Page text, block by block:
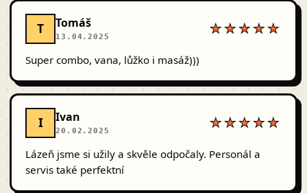
T Tomáš
13.04.2025
★★★★★
Super combo, vana, lůžko i masáž)))
I Ivan
20.02.2025
★★★★★
Lázeň jsme si užily a skvěle odpočaly. Personál a
servis také perfektní